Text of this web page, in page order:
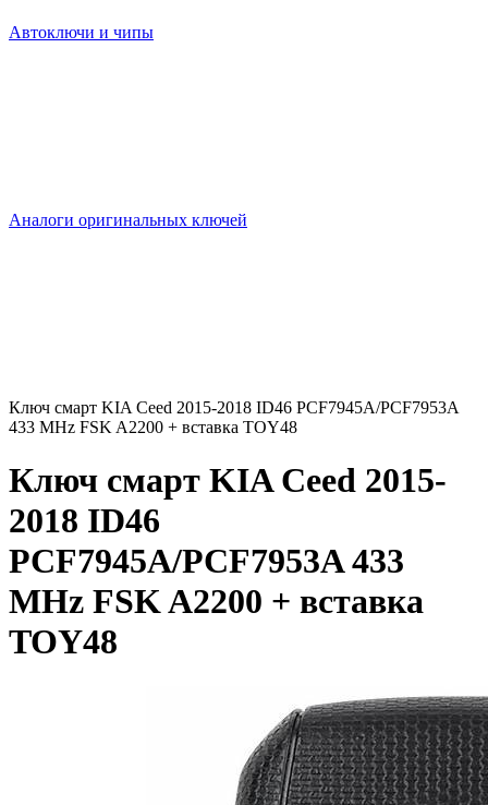
Автоключи и чипы
Аналоги оригинальных ключей
Ключ смарт KIA Ceed 2015-2018 ID46 PCF7945A/PCF7953A
433 MHz FSK A2200 + вставка TOY48
Ключ смарт KIA Ceed 2015-
2018 ID46
PCF7945A/PCF7953A 433
MHz FSK A2200 + вставка
TOY48